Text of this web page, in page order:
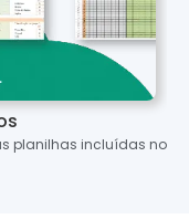
planilhas incluídas no